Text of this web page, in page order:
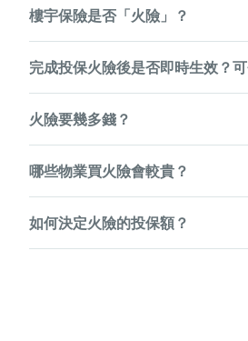
樓宇保險是否「火險」？
災、風災、爆炸、閃電水浸、 地震、
為按揭物業的持有人。
完成投保火險後是否即時生效？
於投保後48小時內電郵至
明新的保單生效日期及保單號碼，我
料。若在此限期後申請更改，行政費用
火險要幾多錢？
0.042-0.15%，例如貸款額為港幣450
OneDegree火險的保費為保額的
哪些物業買火險會較貴？
0.042%為保費，無需考慮樓齡或物業
單快捷！你可以馬上按此報價。
如何決定火險的投保額？